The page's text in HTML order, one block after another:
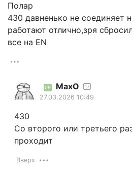
Полар
430 давненько не соединяет
работают отлично,зря
все на EN
09 MaxO 17
27.03.2026 10:49
430
Со второго или третьего
проходит
Вверх